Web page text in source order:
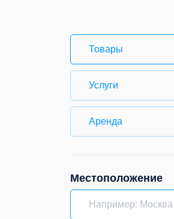
Товары
Услуги
Аренда
Местоположение